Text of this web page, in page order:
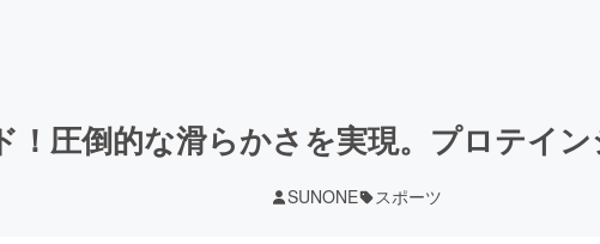
圧倒的な滑らかさを実現。プロテイン
SUNONE スポーツ